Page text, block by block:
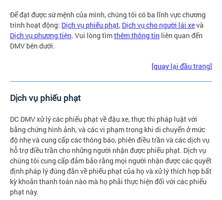
Để đạt được sứ mệnh của mình, chúng tôi có ba lĩnh vực chương
trình hoạt động: Dịch vụ phiếu phạt, Dịch vụ cho người lái xevà
Dịch vụ phương tiện. Vui lòng tìmthêm thông tin liên quan đến
DMV bên dưới.
[quay lại đầu trang]
Dịch vụ phiếu phạt
DC DMV xử lý các phiếu phạt về đậu xe, thực thi pháp luật với
bằng chứng hình ảnh, và các vi phạm trong khi di chuyển ở mức
độ nhẹ và cung cấp các thông báo, phiên điều trần và các dịch vụ
hỗ trợ điều trần cho những người nhận được phiếu phạt. Dịch vụ
chúng tôi cung cấp đảm bảo rằng mọi người nhận được các quyết
định pháp lý đúng đắn về phiếu phạt của họ và xử lý thích hợp bất
kỳ khoản thanh toán nào mà họ phải thực hiện đối với các phiếu
phạt này.